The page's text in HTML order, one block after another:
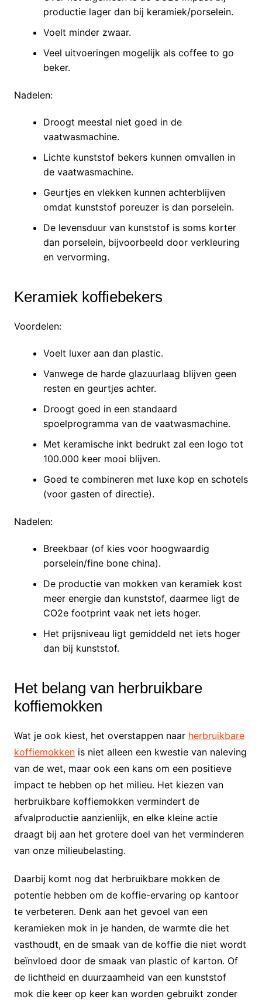
productie lager dan bij keramiek/porselein.
Voelt minder zwaar.
Veel uitvoeringen mogelijk als coffee to go
beker.
Nadelen:
Droogt meestal niet goed in de
vaatwasmachine.
Lichte kunststof bekers kunnen omvallen in
de vaatwasmachine.
Geurtjes en vlekken kunnen achterblijven
omdat kunststof poreuzer is dan porselein.
De levensduur van kunststof is soms korter
dan porselein, bijvoorbeeld door verkleuring
en vervorming.
Keramiek koffiebekers
Voordelen:
Voelt luxer aan dan plastic.
Vanwege de harde glazuurlaag blijven geen
resten en geurtjes achter.
Droogt goed in een standaard
spoelprogramma van de vaatwasmachine.
Met keramische inkt bedrukt zal een logo tot
100.000 keer mooi blijven.
Goed te combineren met luxe kop en schotels
(voor gasten of directie).
Nadelen:
Breekbaar (of kies voor hoogwaardig
porselein/fine bone china).
De productie van mokken van keramiek kost
meer energie dan kunststof, daarmee ligt de
CO2e footprint vaak net iets hoger.
Het prijsniveau ligt gemiddeld net iets hoger
dan bij kunststof.
Het belang van herbruikbare
koffiemokken
Wat je ook kiest, het overstappen naar herbruikbare
koffiemokkenis niet alleen een kwestie van naleving
van de wet, maar ook een kans om een positieve
impact te hebben op het milieu. Het kiezen van
herbruikbare koffiemokken vermindert de
afvalproductie aanzienlijk, en elke kleine actie
draagt bij aan het grotere doel van het verminderen
van onze milieubelasting.
Daarbij komt nog dat herbruikbare mokken de
potentie hebben om de koffie-ervaring op kantoor
te verbeteren. Denk aan het gevoel van een
keramieken mok in je handen, de warmte die het
vasthoudt, en de smaak van de koffie die niet wordt
beïnvloed door de smaak van plastic of karton. Of
de lichtheid en duurzaamheid van een kunststof
mok die keer op keer kan worden gebruikt zonder